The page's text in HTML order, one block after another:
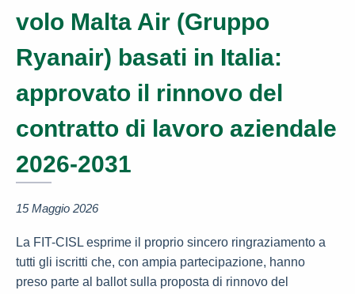
volo Malta Air (Gruppo
Ryanair) basati in Italia:
approvato il rinnovo del
contratto di lavoro aziendale
2026-2031
15 Maggio 2026
La FIT-CISL esprime il proprio sincero ringraziamento a
tutti gli iscritti che, con ampia partecipazione, hanno
preso parte al ballot sulla proposta di rinnovo del